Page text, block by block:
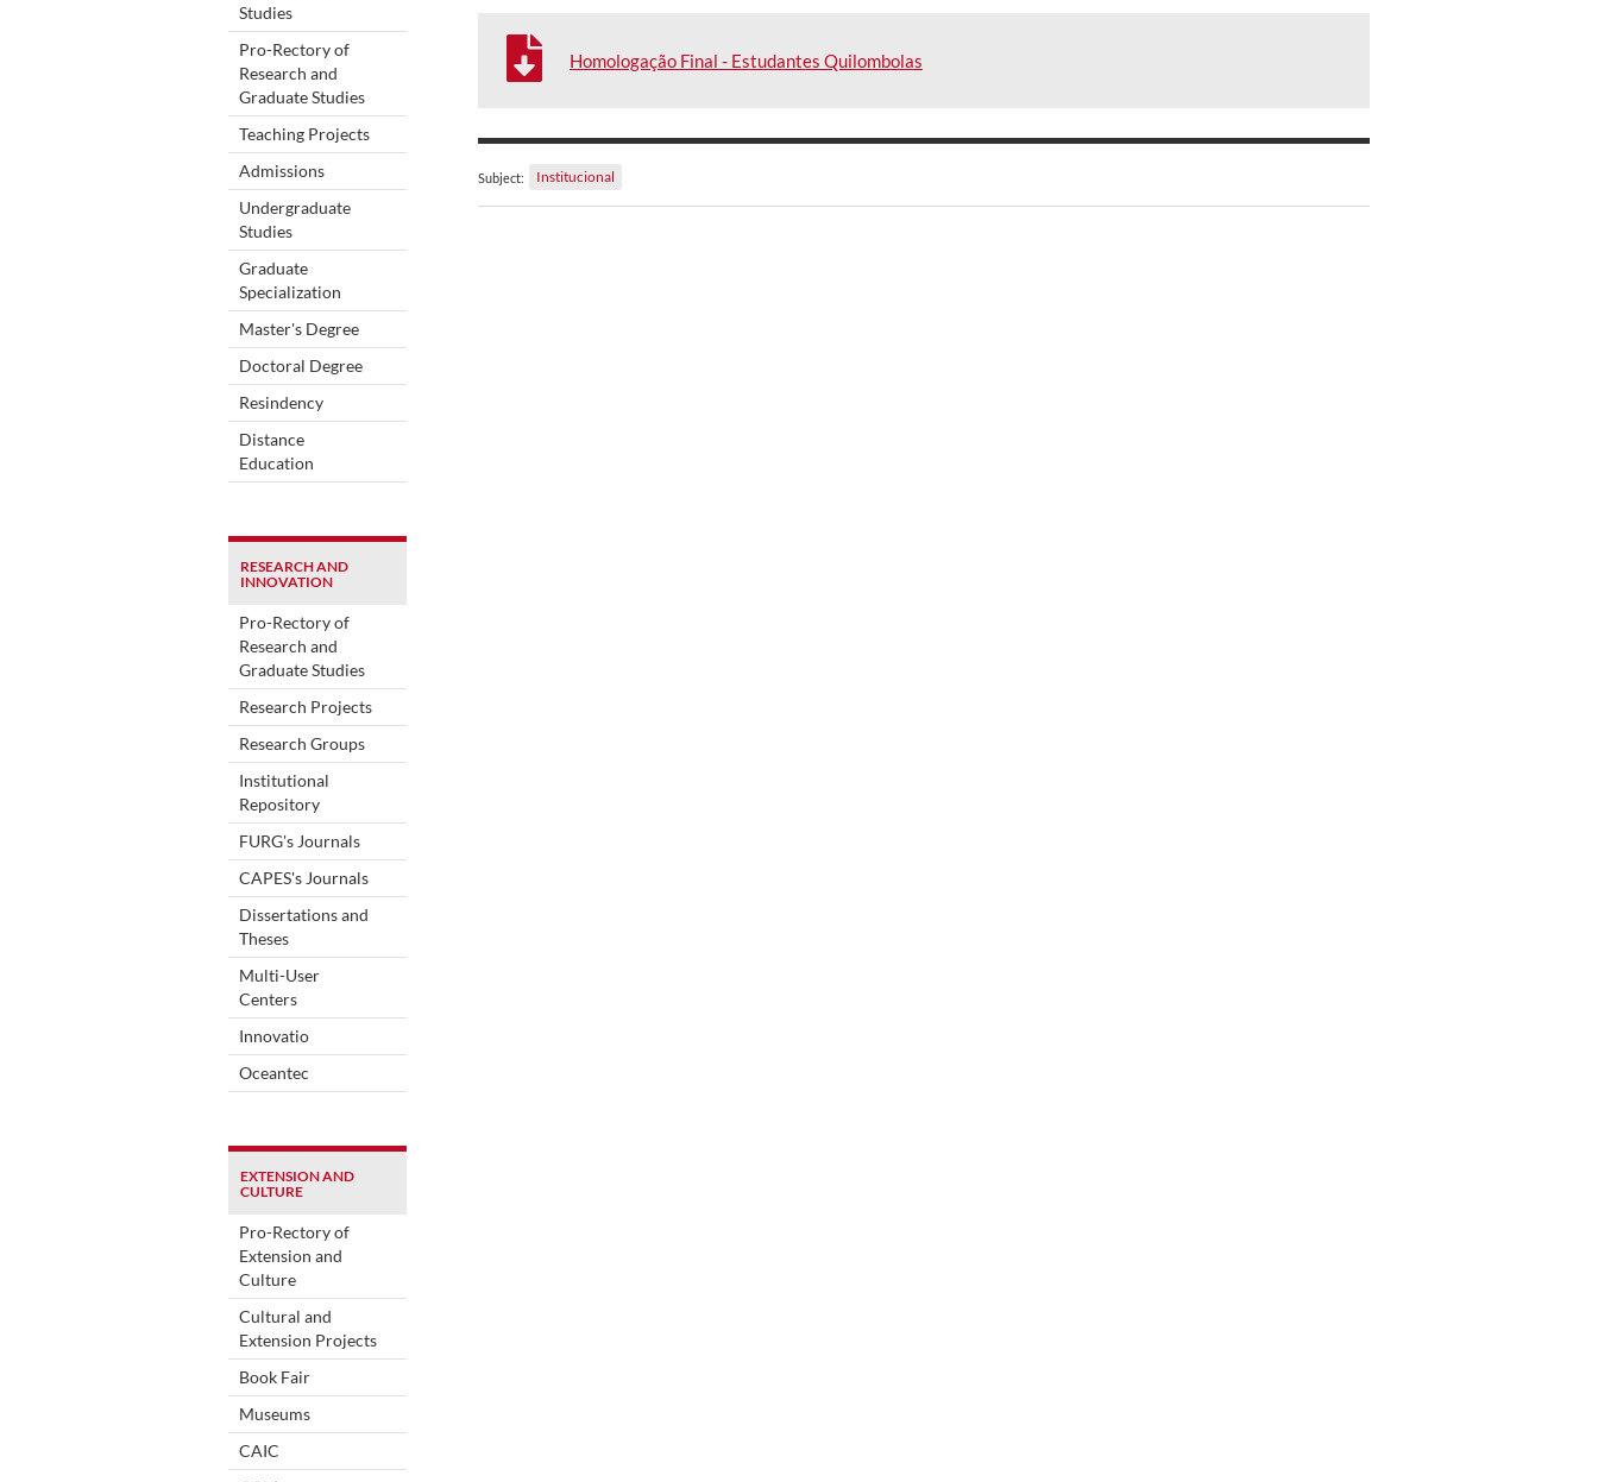
Studies
Pro-Rectory of
Research and
Graduate Studies
Teaching Projects
Admissions
Undergraduate
Studies
Graduate
Specialization
Master's Degree
Doctoral Degree
Resindency
Distance
Education
RESEARCH AND
INNOVATION
Pro-Rectory of
Research and
Graduate Studies
Research Projects
Research Groups
Institutional
Repository
FURG's Journals
CAPES's Journals
Dissertations and
Theses
Multi-User
Centers
Innovatio
Oceantec
EXTENSION AND
CULTURE
Pro-Rectory of
Extension and
Culture
Cultural and
Extension Projects
Book Fair
Museums
CAIC
Homologação Final - Estudantes Quilombolas
Subject: Institucional